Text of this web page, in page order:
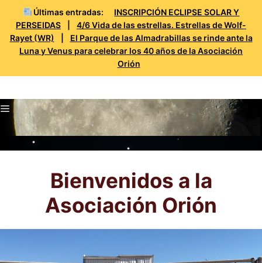
Últimas entradas:
INSCRIPCIÓN ECLIPSE SOLAR Y
PERSEIDAS
4/6 Vida de las estrellas. Estrellas de Wolf-
Rayet (WR)
El Parque de las Almadrabillas se rinde ante la
Luna y Venus para celebrar los 40 años de la Asociación
Orión
al
contenido
Menú
Bienvenidos a la
Asociación Orión